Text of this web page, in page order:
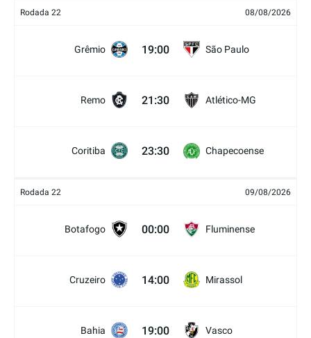
Rodada 22 08/08/2026
Grêmio 19:00 São Paulo
Remo 21:30 Atlético-MG
Coritiba 23:30 Chapecoense
Rodada 22 09/08/2026
Botafogo 00:00 Fluminense
Cruzeiro 14:00 Mirassol
Bahia 19:00 Vasco